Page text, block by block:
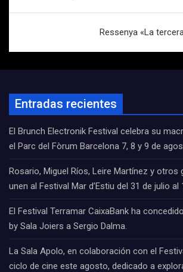
Ressenya «La
Entradas recientes
El Brunch Electronik Festival celebra su
el Parc del Fòrum Barcelona 7, 8 y 9 de
Rosario, Miguel Ríos, Leire Martínez y otros
unen al Festival Mar d’Estiu del 31 de julio
El Festival Terramar CaixaBank ha
by Sala Joiers a Sergio Dalma.
La Sala Apolo, en colaboración con el
ciclo de cine este agosto, dedicado a